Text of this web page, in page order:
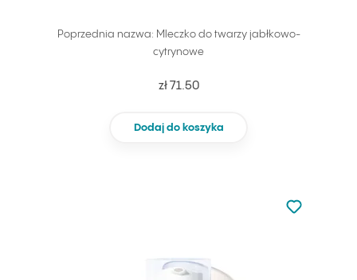
Poprzednia nazwa: Mleczko do twarzy jabłkowo-
cytrynowe
zł 71.50
Dodaj do koszyka
Nie dodano
Dodaj do